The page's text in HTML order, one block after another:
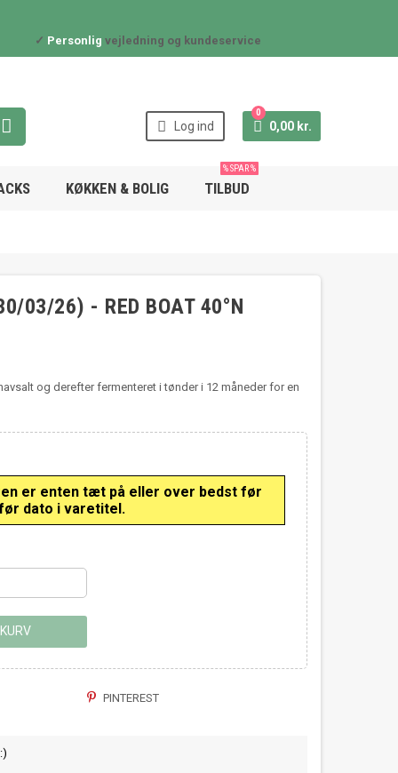
✓ Personlig vejledning og kundeservice
  Log ind  0,00 kr.
0
KØKKEN & BOLIG TILBUD
% SPAR %
03/26) - RED BOAT 40°N
og derefter fermenteret i tønder i 12 måneder for en
er enten tæt på eller over bedst før
dato i varetitel.
PINTEREST